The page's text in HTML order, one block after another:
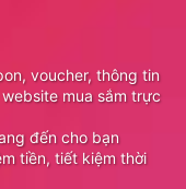
voucher, thông tin
mua sắm trực
đến cho bạn
tiền, tiết kiệm thời